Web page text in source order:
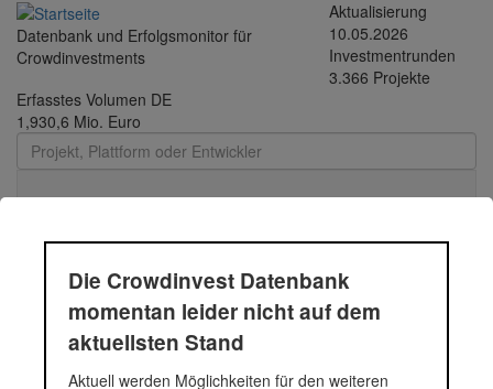
Direkt
zum
Inhalt
Datenbank und Erfolgsmonitor für
Crowdinvestments
Aktualisierung
10.05.2026
Investmentrunden
3.366 Projekte
Erfasstes Volumen DE
1,930,6 Mio. Euro
Toggle
Betriebsmittel | Funding
Circle Kredit | 2018 -
344788480
Die Crowdinvest Datenbank
momentan leider nicht auf dem
aktuellsten Stand
Aktuell werden Möglichkeiten für den weiteren